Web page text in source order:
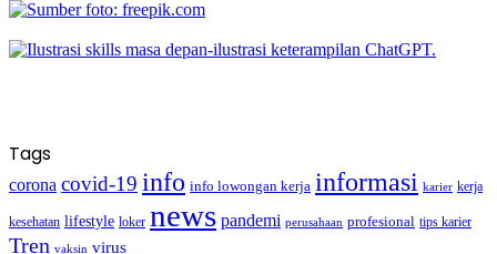
Tags
corona covid-19 info info lowongan kerja informasi karier kerja
kesehatan lifestyle loker news pandemi perusahaan profesional tips karier
Tren vaksin virus